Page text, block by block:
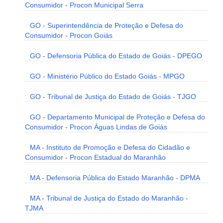
Consumidor - Procon Municipal Serra
GO - Superintendência de Proteção e Defesa do
Consumidor - Procon Goiás
GO - Defensoria Pública do Estado de Goiás - DPEGO
GO - Ministério Público do Estado Goiás - MPGO
GO - Tribunal de Justiça do Estado de Goiás - TJGO
GO - Departamento Municipal de Proteção e Defesa do
Consumidor - Procon Águas Lindas de Goiás
MA - Instituto de Promoção e Defesa do Cidadão e
Consumidor - Procon Estadual do Maranhão
MA - Defensoria Pública do Estado Maranhão - DPMA
MA - Tribunal de Justiça do Estado do Maranhão -
TJMA